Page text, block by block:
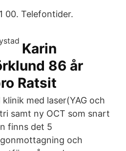
00. Telefontider.
Karin
86 år
Ratsit
med laser(YAG och
samt ny OCT som snart
finns det 5
och